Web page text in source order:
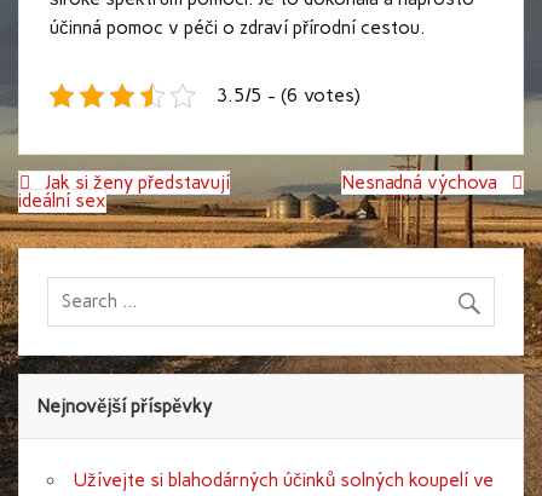
účinná pomoc v péči o zdraví přírodní cestou.
3.5/5 - (6 votes)
Navigace
pro
příspěvek
Jak si ženy představují
ideální sex
Nesnadná výchova
Nejnovější příspěvky
Užívejte si blahodárných účinků solných koupelí ve